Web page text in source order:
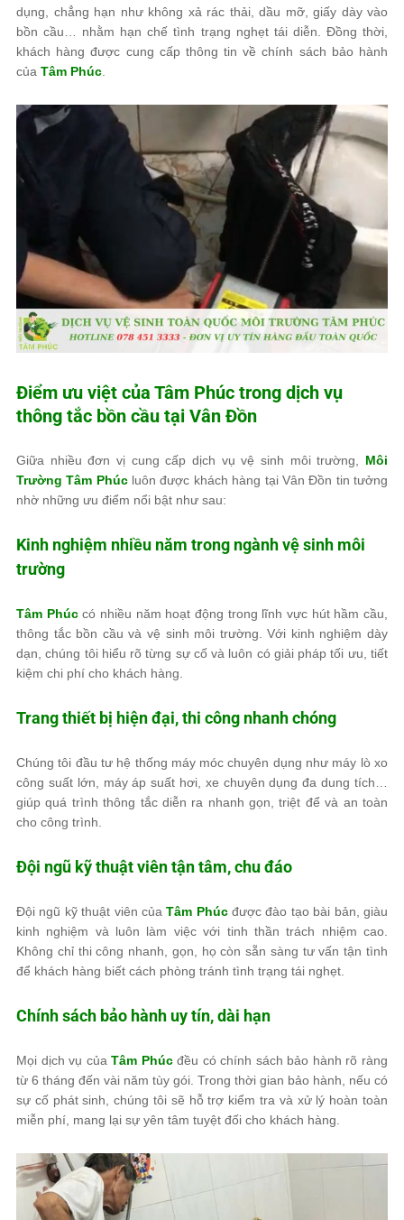
dụng, chẳng hạn như không xả rác thải, dầu mỡ, giấy dày vào
bồn cầu… nhằm hạn chế tình trạng nghẹt tái diễn. Đồng thời,
khách hàng được cung cấp thông tin về chính sách bảo hành
của Tâm Phúc
Điểm ưu việt của Tâm Phúc trong dịch vụ
thông tắc bồn cầu tại Vân Đồn
Giữa nhiều đơn vị cung cấp dịch vụ vệ sinh môi trường, Môi
Trường Tâm Phúcluôn được khách hàng tại Vân Đồn tin tưởng
nhờ những ưu điểm nổi bật như sau:
Kinh nghiệm nhiều năm trong ngành vệ sinh môi
trường
Tâm Phúccó nhiều năm hoạt động trong lĩnh vực hút hầm cầu,
thông tắc bồn cầu và vệ sinh môi trường. Với kinh nghiệm dày
dạn, chúng tôi hiểu rõ từng sự cố và luôn có giải pháp tối ưu, tiết
kiệm chi phí cho khách hàng.
Trang thiết bị hiện đại, thi công nhanh chóng
Chúng tôi đầu tư hệ thống máy móc chuyên dụng như máy lò xo
công suất lớn, máy áp suất hơi, xe chuyên dụng đa dung tích…
giúp quá trình thông tắc diễn ra nhanh gọn, triệt để và an toàn
cho công trình.
Đội ngũ kỹ thuật viên tận tâm, chu đáo
Đội ngũ kỹ thuật viên củaTâm Phúcđược đào tạo bài bản, giàu
kinh nghiệm và luôn làm việc với tinh thần trách nhiệm cao.
Không chỉ thi công nhanh, gọn, họ còn sẵn sàng tư vấn tận tình
để khách hàng biết cách phòng tránh tình trạng tái nghẹt.
Chính sách bảo hành uy tín, dài hạn
Mọi dịch vụ củaTâm Phúcđều có chính sách bảo hành rõ ràng
từ 6 tháng đến vài năm tùy gói. Trong thời gian bảo hành, nếu có
sự cố phát sinh, chúng tôi sẽ hỗ trợ kiểm tra và xử lý hoàn toàn
miễn phí, mang lại sự yên tâm tuyệt đối cho khách hàng.